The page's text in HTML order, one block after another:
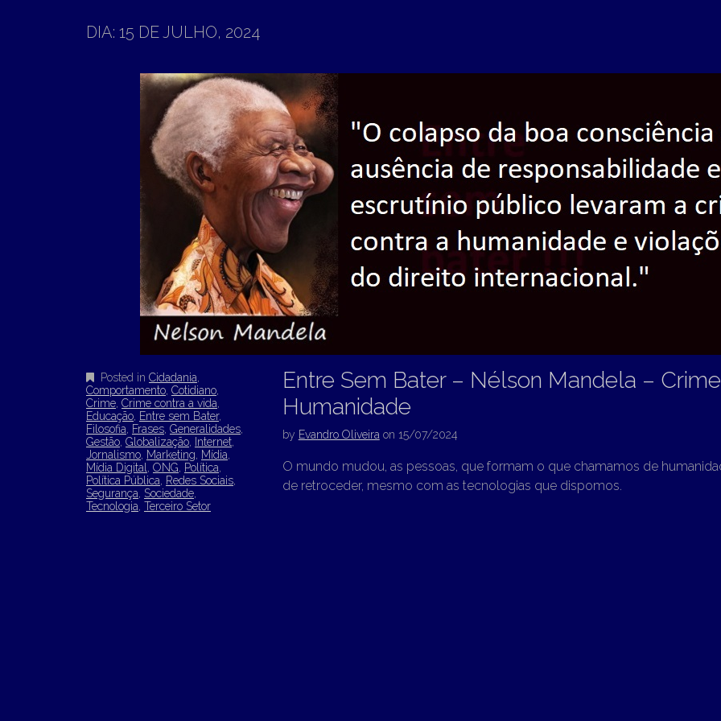
N
M
O
C
DIA: 15 DE JULHO, 2024
Posted in Cidadania
Comportamento Cotidiano
Crime Crime contra a vida
Educação Entre sem Bater,
Filosofia
Frases Generalidades
Gestão Globalização Internet
Jornalismo Marketing Mídia
Mídia Digital
ONG Política
Política Pública
Redes Sociais
Segurança Sociedade
Tecnologia Terceiro Setor
Entre Sem Bater – Nélson Mandela –
Humanidade
by Evandro Oliveira on 15/07/2024
O mundo mudou, as pessoas, que formam o que chamamos de
de retroceder, mesmo com as tecnologias que dispomos.